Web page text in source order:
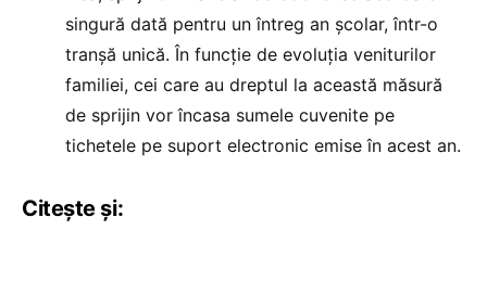
singură dată pentru un întreg an școlar, într-o
tranșă unică. În funcție de evoluția veniturilor
familiei, cei care au dreptul la această măsură
de sprijin vor încasa sumele cuvenite pe
tichetele pe suport electronic emise în acest an.
Citește și: